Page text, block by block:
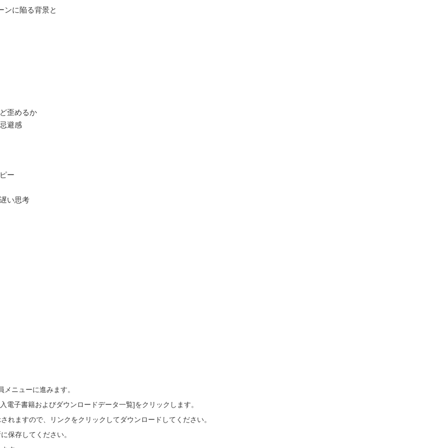
ンに陥る背景と
歪めるか
避感
ー
い思考
ニューに進みます。
電子書籍およびダウンロードデータ一覧]をクリックします。
れますので、リンクをクリックしてダウンロードしてください。
保存してください。